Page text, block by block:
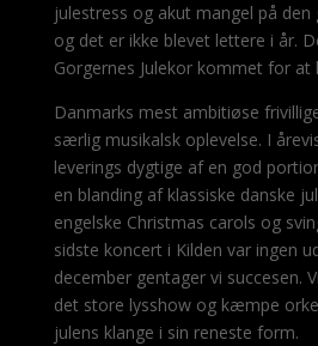
julestress og akut mangel på
og det er ikke blevet lettere i år.
Gorgernes Julekor kommet for at
Danmarks mest ambitiøse
særlig musikalsk oplevelse. I
leverings dygtige af en god
en blanding af klassiske danske
engelske Christmas carols og
sidste koncert i Kilden var ingen
december gentager vi succesen.
det store lysshow og kæmpe
julens klange i sin reneste form.